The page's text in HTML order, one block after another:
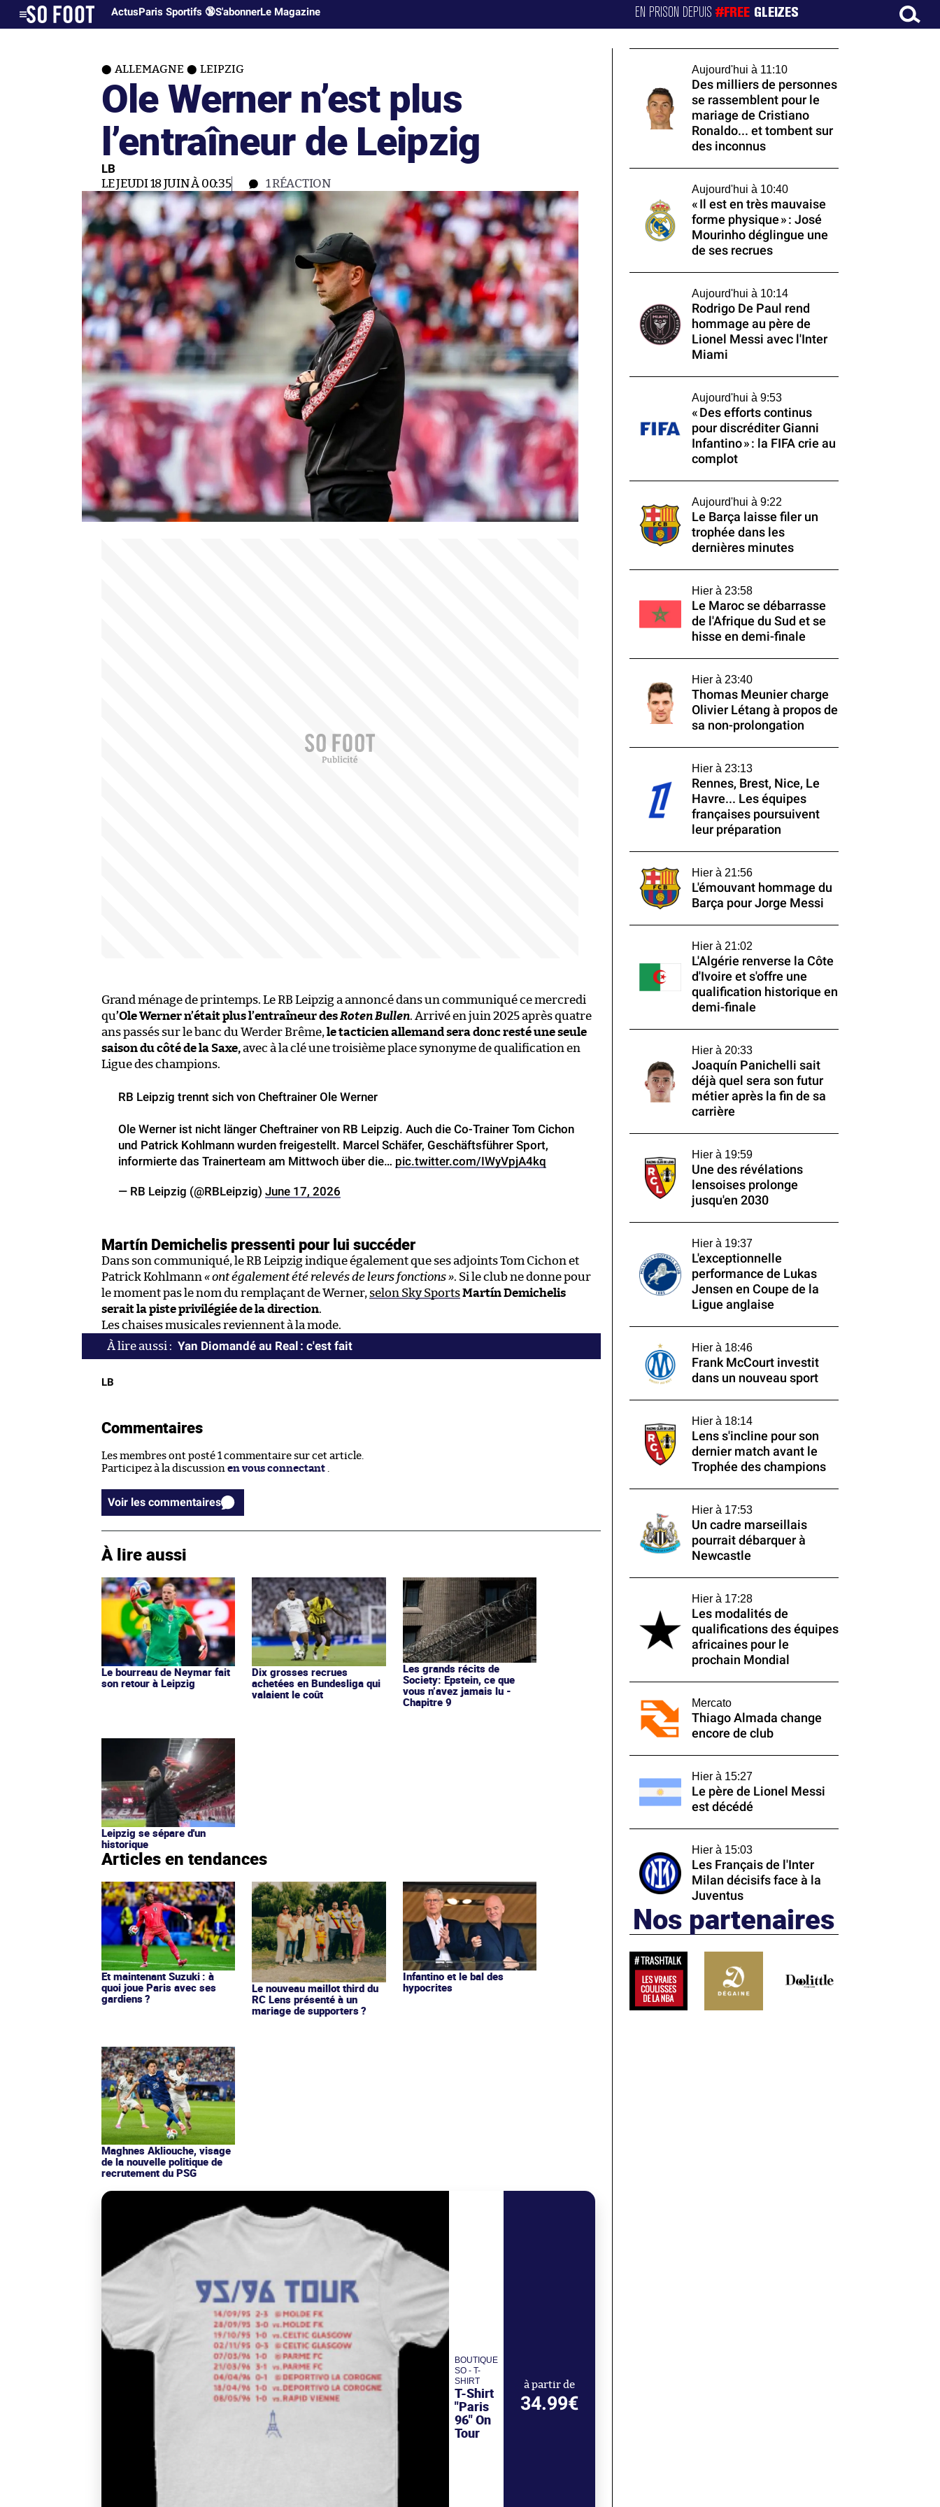
ActusParis Sportifs 🔞S'abonnerLe Magazine EN PRISON DEPUIS#FREE GLEIZES
ALLEMAGNE LEIPZIG
Ole Werner n’est plus
l’entraîneur de Leipzig
LB
LE JEUDI 18 JUIN À 00:35 1RÉACTION
Grand ménage de printemps. Le RB Leipzig a annoncé dans un communiqué ce mercredi
qu’Ole Werner n’était plus l’entraîneur desRoten Bullen. Arrivé en juin 2025 après quatre
ans passés sur le banc du Werder Brême, le tacticien allemand sera donc resté une seule
saison du côté de la Saxe,avec à la clé une troisième place synonyme de qualification en
Ligue des champions.
RB Leipzig trennt sich von Cheftrainer Ole Werner
Ole Werner ist nicht länger Cheftrainer von RB Leipzig. Auch die Co-Trainer Tom Cichon
und Patrick Kohlmann wurden freigestellt. Marcel Schäfer, Geschäftsführer Sport,
informierte das Trainerteam am Mittwoch über die… pic.twitter.com/IWyVpjA4kq
— RB Leipzig (@RBLeipzig) June 17, 2026
Martín Demichelis pressenti pour lui succéder
Dans son communiqué, le RB Leipzig indique également que ses adjoints Tom Cichon et
Patrick Kohlmann « ont également été relevés de leurs fonctions ». Si le club ne donne pour
le moment pas le nom du remplaçant de Werner, selon Sky SportsMartín Demichelis
serait la piste privilégiée de la direction.
Les chaises musicales reviennent à la mode.
Yan Diomandé au Real : c'est fait
LB
Commentaires
Les membres ont posté 1 commentaire sur cet article.
Participez à la discussion en vous connectant
Voir les commentaires
À lire aussi
Le bourreau de Neymar fait
son retour à Leipzig
Dix grosses recrues
achetées en Bundesliga qui
valaient le coût
Les grands récits de
Society: Epstein, ce que
vous n’avez jamais lu -
Chapitre 9
Leipzig se sépare d'un
historique
Articles en tendances
Et maintenant Suzuki : à
quoi joue Paris avec ses
gardiens ?
Le nouveau maillot third du
RC Lens présenté à un
mariage de supporters ?
Infantino et le bal des
hypocrites
Maghnes Akliouche, visage
de la nouvelle politique de
recrutement du PSG
BOUTIQUE
SO - T-
SHIRT
T-Shirt
"Paris
96" On
Tour
à partir de
34.99€
Aujourd'hui à 11:10
Des milliers de personnes
se rassemblent pour le
mariage de Cristiano
Ronaldo... et tombent sur
des inconnus
Aujourd'hui à 10:40
« Il est en très mauvaise
forme physique » : José
Mourinho déglingue une
de ses recrues
Aujourd'hui à 10:14
Rodrigo De Paul rend
hommage au père de
Lionel Messi avec l'Inter
Miami
Aujourd'hui à 9:53
« Des efforts continus
pour discréditer Gianni
Infantino » : la FIFA crie au
complot
Aujourd'hui à 9:22
Le Barça laisse filer un
trophée dans les
dernières minutes
Hier à 23:58
Le Maroc se débarrasse
de l'Afrique du Sud et se
hisse en demi-finale
Hier à 23:40
Thomas Meunier charge
Olivier Létang à propos de
sa non-prolongation
Hier à 23:13
Rennes, Brest, Nice, Le
Havre... Les équipes
françaises poursuivent
leur préparation
Hier à 21:56
L'émouvant hommage du
Barça pour Jorge Messi
Hier à 21:02
L'Algérie renverse la Côte
d'Ivoire et s'offre une
qualification historique en
demi-finale
Hier à 20:33
Joaquín Panichelli sait
déjà quel sera son futur
métier après la fin de sa
carrière
Hier à 19:59
Une des révélations
lensoises prolonge
jusqu'en 2030
Hier à 19:37
L'exceptionnelle
performance de Lukas
Jensen en Coupe de la
Ligue anglaise
Hier à 18:46
Frank McCourt investit
dans un nouveau sport
Hier à 18:14
Lens s'incline pour son
dernier match avant le
Trophée des champions
Hier à 17:53
Un cadre marseillais
pourrait débarquer à
Newcastle
Hier à 17:28
Les modalités de
qualifications des équipes
africaines pour le
prochain Mondial
Mercato
Thiago Almada change
encore de club
Hier à 15:27
Le père de Lionel Messi
est décédé
Hier à 15:03
Les Français de l'Inter
Milan décisifs face à la
Juventus
Nos partenaires